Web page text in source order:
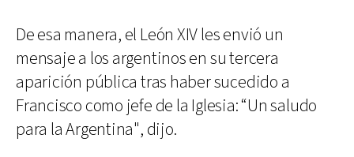
De esa manera, el León XIV les envió un
mensaje a los argentinos en su tercera
aparición pública tras haber sucedido a
Francisco como jefe de la Iglesia: “Un saludo
para la Argentina", dijo.